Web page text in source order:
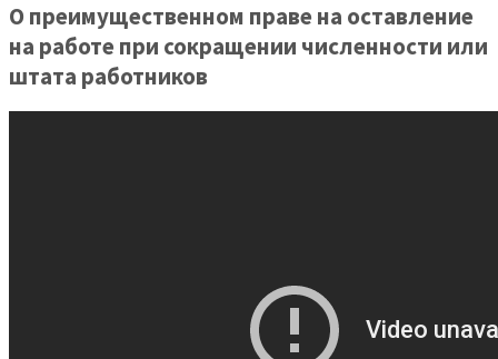
О преимущественном праве на оставление
на работе при сокращении численности или
штата работников